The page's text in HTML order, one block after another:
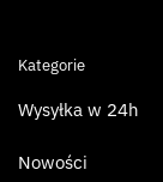
Kategorie
Wysyłka w 24h
Nowości